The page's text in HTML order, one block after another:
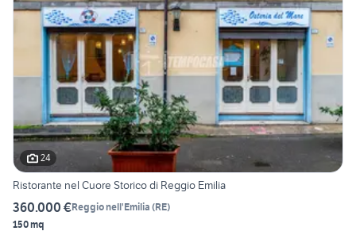
24
Ristorante nel Cuore Storico di Reggio Emilia
360.000 €Reggio nell'Emilia (RE)
150 mq